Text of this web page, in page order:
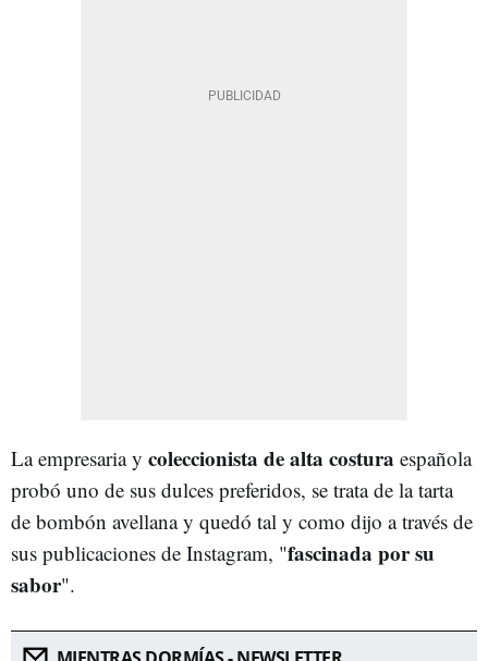
La empresaria y coleccionista de alta costura española
probó uno de sus dulces preferidos, se trata de la tarta
de bombón avellana y quedó tal y como dijo a través de
sus publicaciones de Instagram, "fascinada por su
sabor".